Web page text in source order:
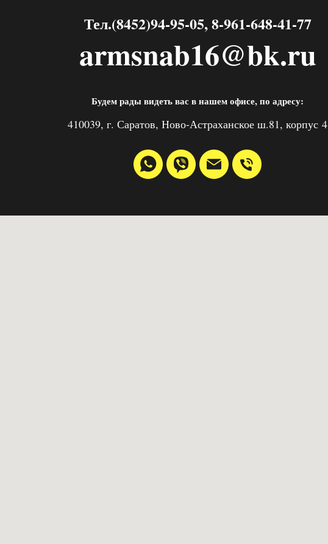
Тел.(8452)94-95-05, 8-961-648-41-77
armsnab16@bk.ru
Будем рады видеть вас в нашем офисе, по адресу:
410039, г. Саратов, Ново-Астраханское ш.81, корпус 4